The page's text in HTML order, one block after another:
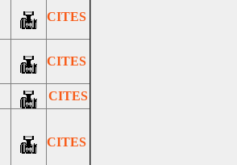
CITES
CITES
CITES
CITES